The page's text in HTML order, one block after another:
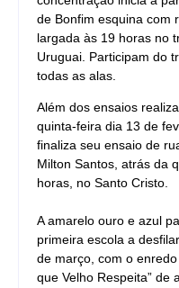
de Bonfim esquina com
largada às 19 horas no
Uruguai. Participam do
todas as alas.
Além dos ensaios
quinta-feira dia 13 de
finaliza seu ensaio de
Milton Santos, atrás da
horas, no Santo Cristo.
A amarelo ouro e azul
primeira escola a
de março, com o
que Velho Respeita” de